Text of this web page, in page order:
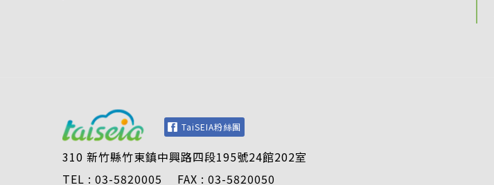
TaiSEIA粉絲團
310 新竹縣竹東鎮中興路四段195號24館202室
TEL : 03-5820005 FAX : 03-5820050